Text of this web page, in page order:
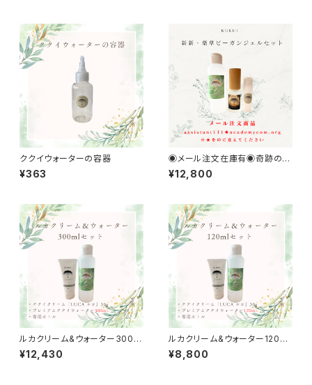
ククイウォーターの容器
¥363
◉メール注文在庫有◉奇跡の新
新・薬草ヴィーガンジェルセット
¥12,800
ルカクリーム&ウォーター300m
lセット
¥12,430
ルカクリーム&ウォーター120ml
セット
¥8,800